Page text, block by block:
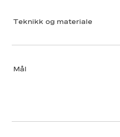
Teknikk og materiale
Mål